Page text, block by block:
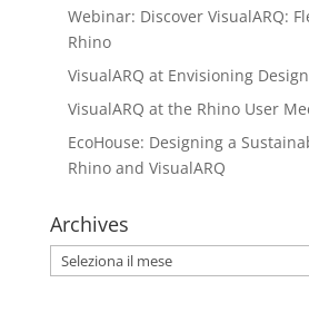
Webinar: Discover VisualARQ:
Rhino
VisualARQ at Envisioning
VisualARQ at the Rhino User
EcoHouse: Designing a
Rhino and VisualARQ
Archives
Archives